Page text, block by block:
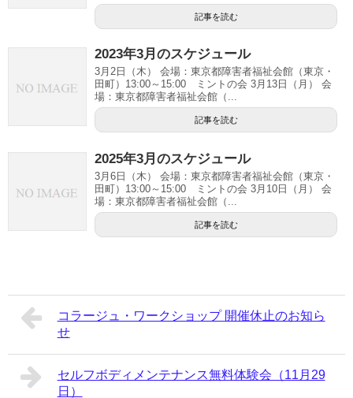
記事を読む
2023年3月のスケジュール
3月2日（木） 会場：東京都障害者福祉会館（東京・
田町）13:00～15:00 ミントの会 3月13日（月） 会
場：東京都障害者福祉会館（...
記事を読む
2025年3月のスケジュール
3月6日（木） 会場：東京都障害者福祉会館（東京・
田町）13:00～15:00 ミントの会 3月10日（月） 会
場：東京都障害者福祉会館（...
記事を読む
コラージュ・ワークショップ 開催休止のお知ら
せ
セルフボディメンテナンス無料体験会（11月29
日）